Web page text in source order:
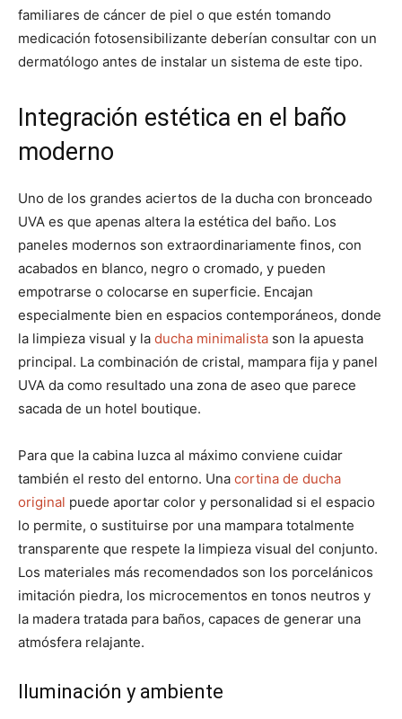
familiares de cáncer de piel o que estén tomando
medicación fotosensibilizante deberían consultar con un
dermatólogo antes de instalar un sistema de este tipo.
Integración estética en el baño
moderno
Uno de los grandes aciertos de la ducha con bronceado
UVA es que apenas altera la estética del baño. Los
paneles modernos son extraordinariamente finos, con
acabados en blanco, negro o cromado, y pueden
empotrarse o colocarse en superficie. Encajan
especialmente bien en espacios contemporáneos, donde
la limpieza visual y la ducha minimalista son la apuesta
principal. La combinación de cristal, mampara fija y panel
UVA da como resultado una zona de aseo que parece
sacada de un hotel boutique.
Para que la cabina luzca al máximo conviene cuidar
también el resto del entorno. Una cortina de ducha
original puede aportar color y personalidad si el espacio
lo permite, o sustituirse por una mampara totalmente
transparente que respete la limpieza visual del conjunto.
Los materiales más recomendados son los porcelánicos
imitación piedra, los microcementos en tonos neutros y
la madera tratada para baños, capaces de generar una
atmósfera relajante.
Iluminación y ambiente